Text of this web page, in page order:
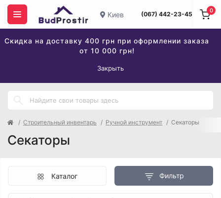
Киев (067) 442-23-45
Скидка на доставку 400 грн при оформлении заказа
от 10 000 грн!
Закрыть
0
Строительный инвентарь Ручной инструмент Секаторы
Секаторы
Фильтр
Каталог